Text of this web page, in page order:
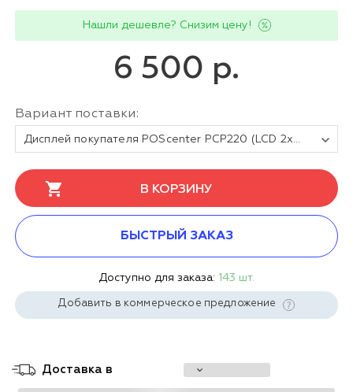
Нашли дешевле? Снизим цену!
6 500 р.
Вариант поставки:
Дисплей покупателя POScenter PCP220 (LCD 2х20, белые символы на синем фоне) черный, подставка, USB кабель 3.0 м, PL2303TA, v.17В, защита от напряжения SMAJ5.0
В КОРЗИНУ
БЫСТРЫЙ ЗАКАЗ
Доступно для заказа: 143 шт.
Добавить в коммерческое предложение
Доставка в